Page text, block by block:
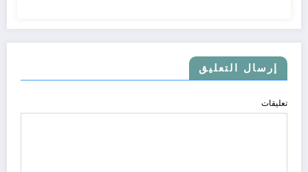
إرسال التعليق
تعليقات